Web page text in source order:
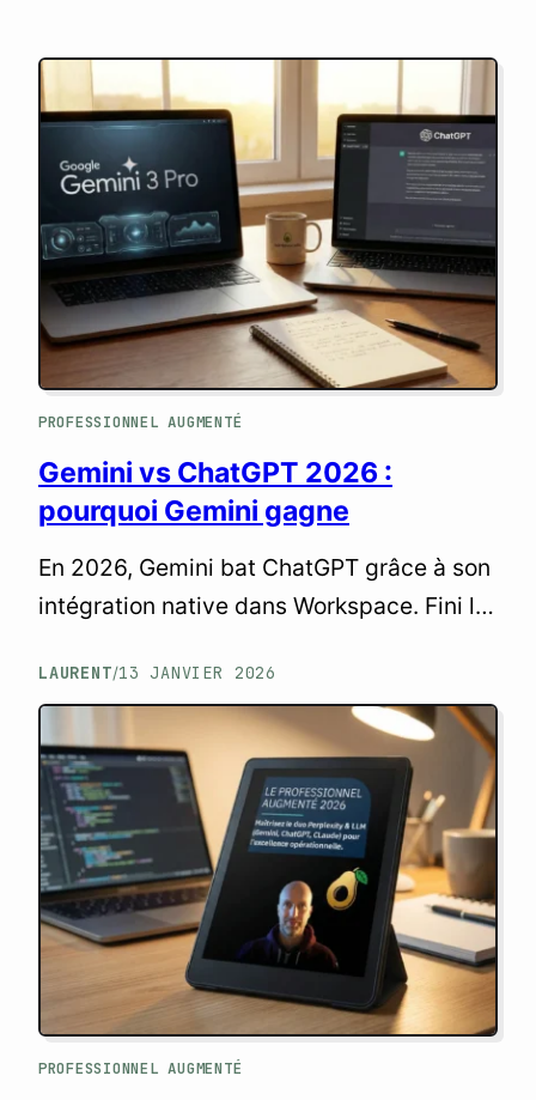
PROFESSIONNEL AUGMENTÉ
Gemini vs ChatGPT 2026 :
pourquoi Gemini gagne
En 2026, Gemini bat ChatGPT grâce à son
intégration native dans Workspace. Fini le
d’exploitation qui supprime toute friction.
LAURENT/13 JANVIER 2026
PROFESSIONNEL AUGMENTÉ